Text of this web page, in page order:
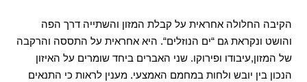
הקיבה החלולה אחראית על קבלת המזון והשתייה דרך הפה
והושט ונקראת גם“ים הנוזלים“. היא אחראית על התססה והרקבה
של המזון,עיבודו ופירוקו.שני האברים ביחד שומרים על האיזון
הנכון בין יובש ולחות במחמם האמצעי.מענין לראות כי התנאים